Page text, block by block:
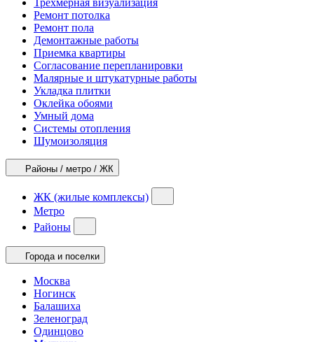
Трехмерная визуализация
Ремонт потолка
Ремонт пола
Демонтажные работы
Приемка квартиры
Согласование перепланировки
Малярные и штукатурные работы
Укладка плитки
Оклейка обоями
Умный дома
Системы отопления
Шумоизоляция
Районы / метро / ЖК
ЖК (жилые комплексы)
Метро
Районы
Города и поселки
Москва
Ногинск
Балашиха
Зеленоград
Одинцово